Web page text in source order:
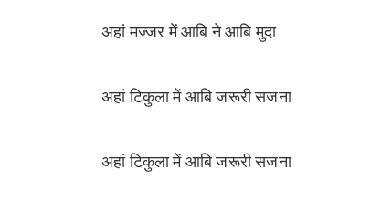
अहां मज्जर में आबि ने आबि मुदा
अहां टिकुला में आबि जरूरी सजना
अहां टिकुला में आबि जरूरी सजना